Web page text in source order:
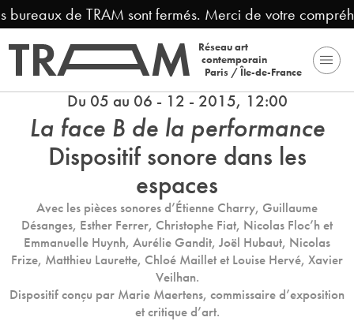
de TRAM sont fermés. Merci de votre compréhension.
Réseau art
contemporain
Paris / Île-de-France
Du 05 au 06 - 12 - 2015, 12:00
La face B de la performance
Dispositif sonore dans les
espaces
Avec les pièces sonores d’Étienne Charry, Guillaume
Désanges, Esther Ferrer, Christophe Fiat, Nicolas Floc’h et
Emmanuelle Huynh, Aurélie Gandit, Joël Hubaut, Nicolas
Frize, Matthieu Laurette, Chloé Maillet et Louise Hervé, Xavier
Veilhan.
Dispositif conçu par Marie Maertens, commissaire d’exposition
et critique d’art.